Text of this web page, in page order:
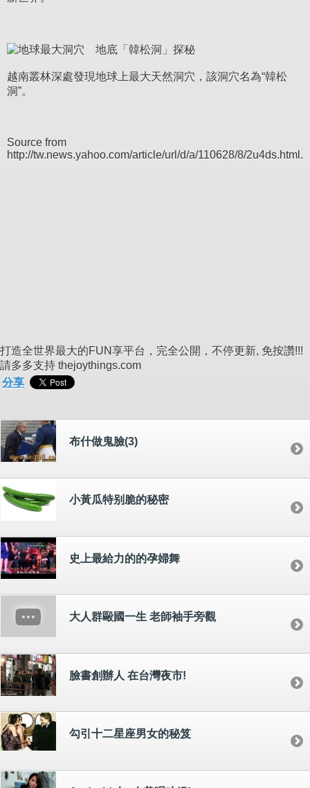
越南叢林深處發現地球上最大天然洞穴，該洞穴名為“韓松
洞”。
Source from
http://tw.news.yahoo.com/article/url/d/a/110628/8/2u4ds.html.
打造全世界最大的FUN享平台，完全公開，不停更新, 免按讚!!!
請多多支持 thejoythings.com
分享
布什做鬼臉(3)
小黃瓜特别脆的秘密
史上最給力的的孕婦舞
大人群毆國一生 老師袖手旁觀
臉書創辦人 在台灣夜市!
勾引十二星座男女的秘笈